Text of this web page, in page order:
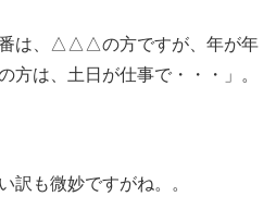
番は、△△△の方ですが、年が年
方は、土日が仕事で・・・」。
訳も微妙ですがね。。